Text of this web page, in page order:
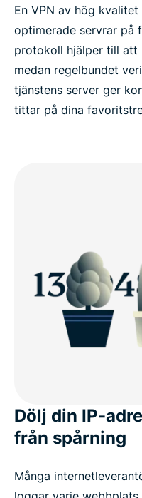
En VPN av hög
optimerade servrar på
protokoll hjälper till att
medan regelbundet
tjänstens server ger
tittar på dina
Dölj din IP-
från spårning
Många